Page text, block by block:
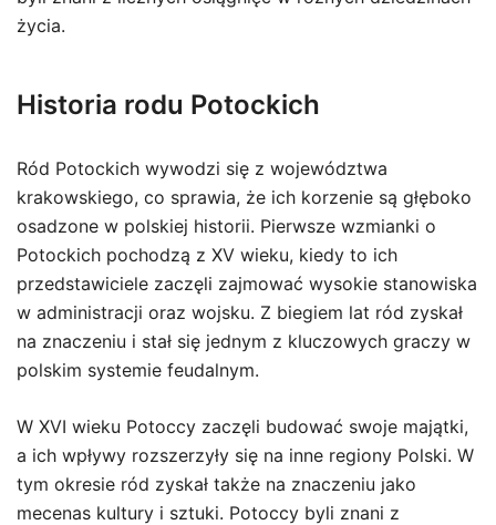
życia.
Historia rodu Potockich
Ród Potockich wywodzi się z województwa
krakowskiego, co sprawia, że ich korzenie są głęboko
osadzone w polskiej historii. Pierwsze wzmianki o
Potockich pochodzą z XV wieku, kiedy to ich
przedstawiciele zaczęli zajmować wysokie stanowiska
w administracji oraz wojsku. Z biegiem lat ród zyskał
na znaczeniu i stał się jednym z kluczowych graczy w
polskim systemie feudalnym.
W XVI wieku Potoccy zaczęli budować swoje majątki,
a ich wpływy rozszerzyły się na inne regiony Polski. W
tym okresie ród zyskał także na znaczeniu jako
mecenas kultury i sztuki. Potoccy byli znani z